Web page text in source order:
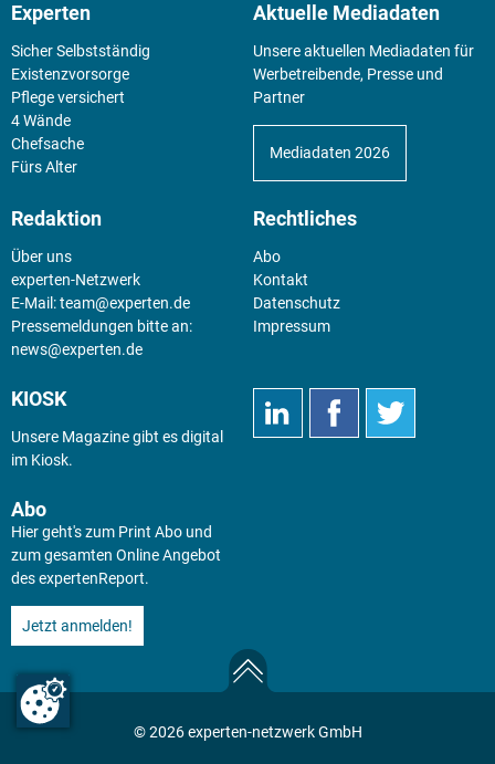
Experten
Sicher Selbstständig
Existenz­vorsorge
Pflege versichert
4 Wände
Chefsache
Fürs Alter
Aktuelle Mediadaten
Unsere aktuellen Mediadaten für
Werbetreibende, Presse und
Partner
Mediadaten 2026
Redaktion
Über uns
experten-Netzwerk
E-Mail:team@experten.de
Pressemeldungen bitte an:
news@experten.de
Rechtliches
Abo
Kontakt
Datenschutz
Impressum
KIOSK
Unsere Magazine gibt es digital
im Kiosk.
Abo
Hier geht's zum Print Abo und
zum gesamten Online Angebot
des expertenReport.
Jetzt anmelden!
© 2026 experten-netzwerk GmbH